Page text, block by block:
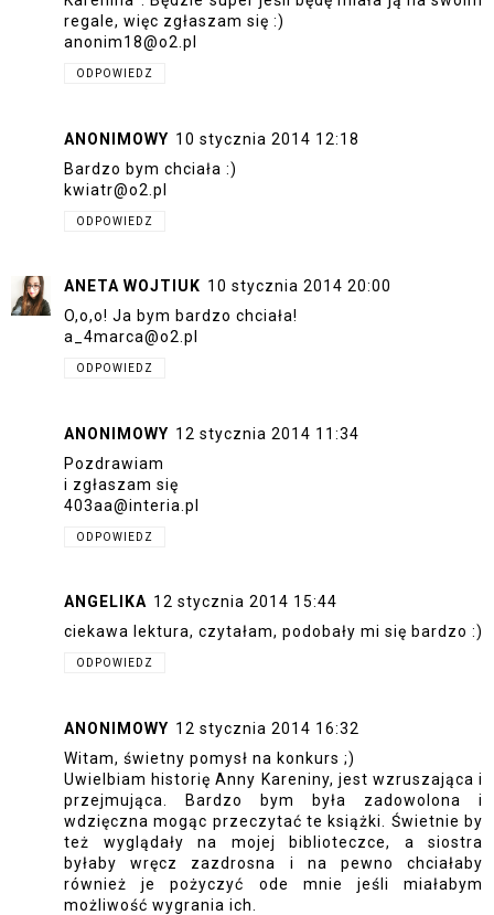
regale, więc zgłaszam się :)
anonim18@o2.pl
ODPOWIEDZ
ANONIMOWY 10 stycznia 2014 12:18
Bardzo bym chciała :)
kwiatr@o2.pl
ODPOWIEDZ
ANETA WOJTIUK 10 stycznia 2014 20:00
O,o,o! Ja bym bardzo chciała!
a_4marca@o2.pl
ODPOWIEDZ
ANONIMOWY 12 stycznia 2014 11:34
Pozdrawiam
i zgłaszam się
403aa@interia.pl
ODPOWIEDZ
ANGELIKA 12 stycznia 2014 15:44
ciekawa lektura, czytałam, podobały mi się bardzo :)
ODPOWIEDZ
ANONIMOWY 12 stycznia 2014 16:32
Witam, świetny pomysł na konkurs ;)
Uwielbiam historię Anny Kareniny, jest wzruszająca i
przejmująca. Bardzo bym była zadowolona i
wdzięczna mogąc przeczytać te książki. Świetnie by
też wyglądały na mojej biblioteczce, a siostra
byłaby wręcz zazdrosna i na pewno chciałaby
również je pożyczyć ode mnie jeśli miałabym
możliwość wygrania ich.